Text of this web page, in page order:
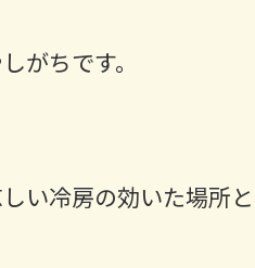
がちです。
い冷房の効いた場所